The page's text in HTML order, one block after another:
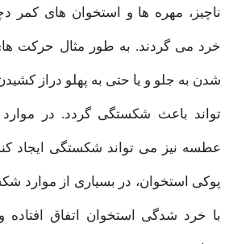
ناچیز، مهره ها و استخوان های
خرد می گردند. به طور مثال حرکت
شدن به جلو و یا حتی به پهلو دراز
تواند باعث شکستگی گردد. در
عطسه نیز می تواند شکستگی ایجاد کند.
پوکی استخوان، در بسیاری از موارد
با خرد شدگی استخوان اتفاق